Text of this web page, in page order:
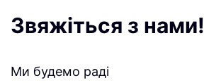
Звяжіться з нами!
Ми будемо раді